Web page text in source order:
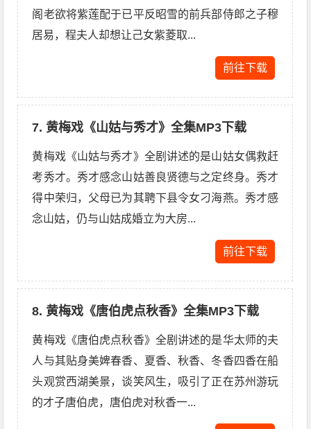
阁老欲将紫莲配于已平反昭雪的前兵部侍郎之子穆
居易，程夫人却想让己女紫菱取...
前往下载
7. 黄梅戏《山姑与秀才》全集MP3下载
黄梅戏《山姑与秀才》全剧讲述的是山姑女偶救赶
考秀才。秀才感念山姑善良贤德与之定终身。秀才
得中荣归，父母已为其聘下县令女刁海燕。秀才感
念山姑，仍与山姑成婚立为大房...
前往下载
8. 黄梅戏《唐伯虎点秋香》全集MP3下载
黄梅戏《唐伯虎点秋香》全剧讲述的是华太师的夫
人与其贴身美婢春香、夏香、秋香、冬香四香在船
头观赏西湖美景，谈笑风生，吸引了正在苏州游玩
的才子唐伯虎，唐伯虎对秋香一...